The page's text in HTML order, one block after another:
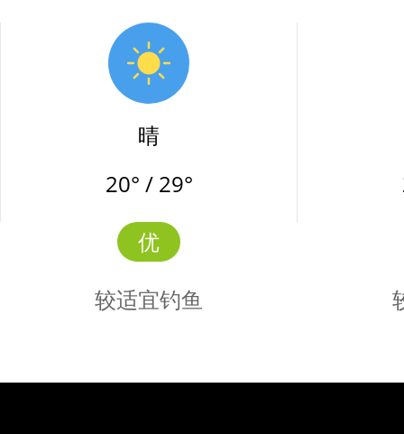
晴
20° / 29°
优
较适宜钓鱼